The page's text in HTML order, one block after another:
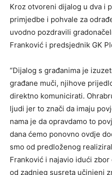
Kroz otvoreni dijalog u dva i
primjedbe i pohvale za
uvodno pozdravili
Franković i predsjednik GK
“Dijalog s građanima je
građane muči, njihove
direktno komunicirati.
ljudi jer to znači da imaju
nama je da opravdamo to
dana ćemo ponovno ovdje
smo od predloženog
Franković i najavio idući zbor
od zadnjeg susreta učinjeni